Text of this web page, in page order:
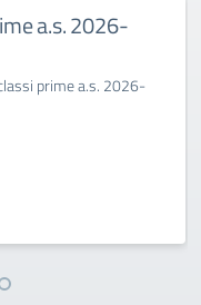
Primo
La Dirigente